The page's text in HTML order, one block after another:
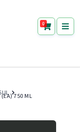
0
750 ML